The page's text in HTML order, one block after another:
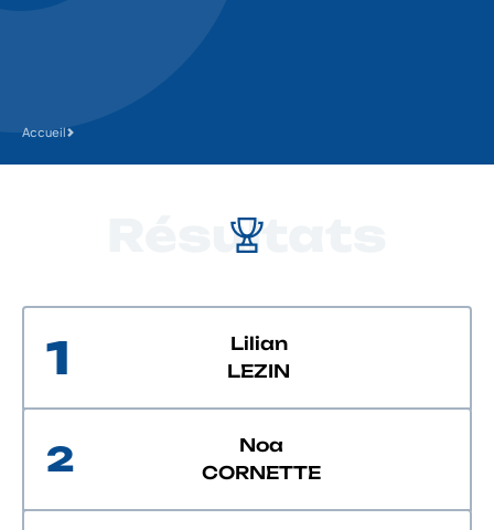
Accueil
Résultats
1
Lilian
LEZIN
2
Noa
CORNETTE